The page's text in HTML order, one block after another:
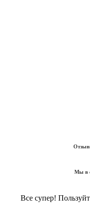
Мы в
Все супер!